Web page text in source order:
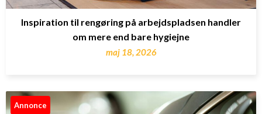
Inspiration til rengøring på arbejdspladsen handler
om mere end bare hygiejne
maj 18, 2026
Annonce